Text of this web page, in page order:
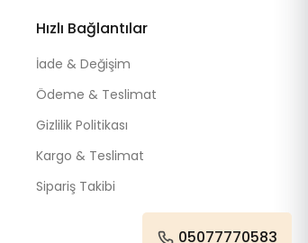
Hızlı Bağlantılar
İade & Değişim
Ödeme & Teslimat
Gizlilik Politikası
Kargo & Teslimat
Sipariş Takibi
05077770583